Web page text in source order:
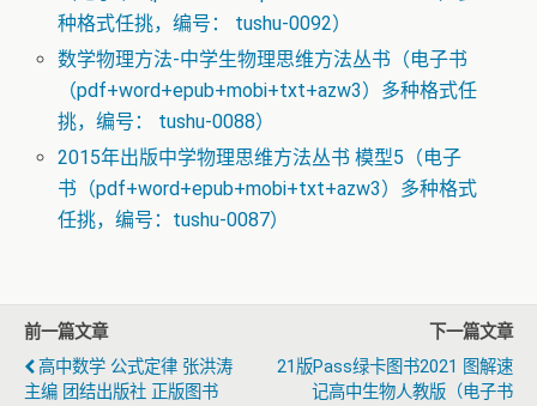
种格式任挑，编号： tushu-0092）
数学物理方法-中学生物理思维方法丛书（电子书
（pdf+word+epub+mobi+txt+azw3）多种格式任
挑，编号： tushu-0088）
2015年出版中学物理思维方法丛书 模型5（电子
书（pdf+word+epub+mobi+txt+azw3）多种格式
任挑，编号：tushu-0087）
前一篇文章
高中数学 公式定律 张洪涛
主编 团结出版社 正版图书
下一篇文章
21版pass绿卡图书2021 图解速
记高中生物人教版（电子书